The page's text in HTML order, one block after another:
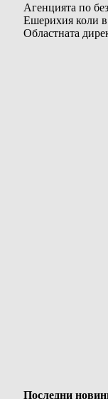
Агенцията по
Ешерихия коли в
Областната
Последни